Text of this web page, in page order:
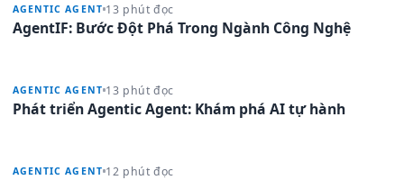
AGENTIC AGENT 13 phút đọc
AgentIF: Bước Đột Phá Trong Ngành Công Nghệ
AGENTIC AGENT 13 phút đọc
Phát triển Agentic Agent: Khám phá AI tự hành
AGENTIC AGENT 12 phút đọc